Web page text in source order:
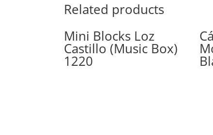
Related products
Mini Blocks Loz
Castillo (Music Box)
1220